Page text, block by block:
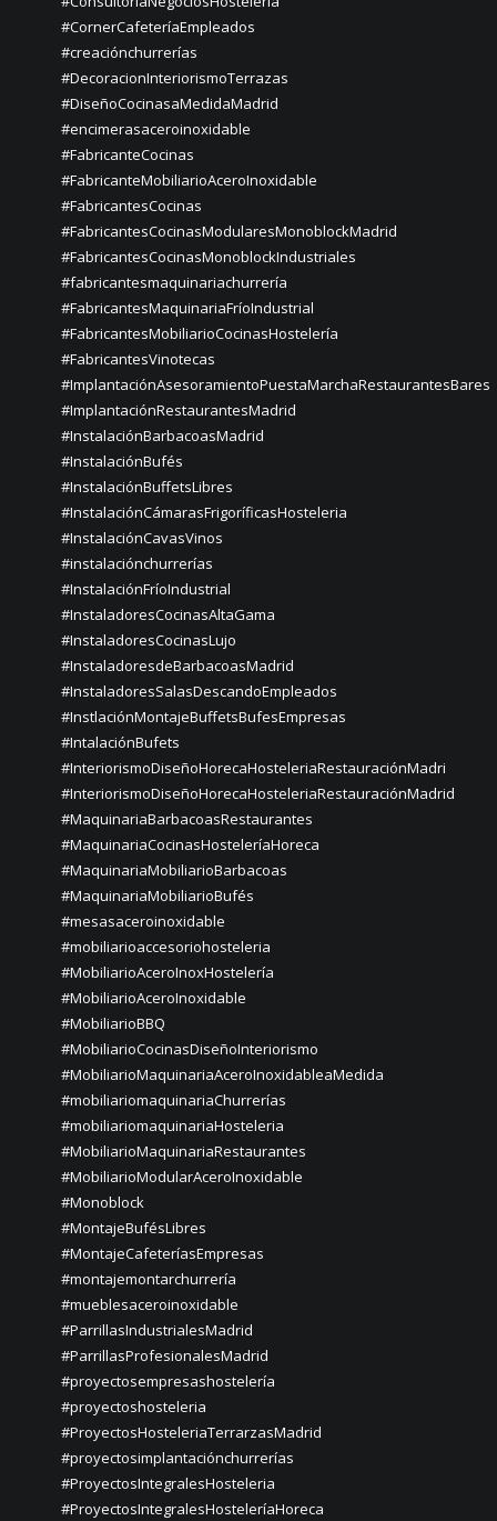
#CornerCafeteríaEmpleados
#creaciónchurrerías
#DecoracionInteriorismoTerrazas
#DiseñoCocinasaMedidaMadrid
#encimerasaceroinoxidable
#FabricanteCocinas
#FabricanteMobiliarioAceroInoxidable
#FabricantesCocinas
#FabricantesCocinasModularesMonoblockMadrid
#FabricantesCocinasMonoblockIndustriales
#fabricantesmaquinariachurrería
#FabricantesMaquinariaFríoIndustrial
#FabricantesMobiliarioCocinasHostelería
#FabricantesVinotecas
#ImplantaciónAsesoramientoPuestaMarchaRestaurantesBares
#ImplantaciónRestaurantesMadrid
#InstalaciónBarbacoasMadrid
#InstalaciónBufés
#InstalaciónBuffetsLibres
#InstalaciónCámarasFrigoríficasHosteleria
#InstalaciónCavasVinos
#instalaciónchurrerías
#InstalaciónFríoIndustrial
#InstaladoresCocinasAltaGama
#InstaladoresCocinasLujo
#InstaladoresdeBarbacoasMadrid
#InstaladoresSalasDescandoEmpleados
#InstlaciónMontajeBuffetsBufesEmpresas
#IntalaciónBufets
#InteriorismoDiseñoHorecaHosteleriaRestauraciónMadri
#InteriorismoDiseñoHorecaHosteleriaRestauraciónMadrid
#MaquinariaBarbacoasRestaurantes
#MaquinariaCocinasHosteleríaHoreca
#MaquinariaMobiliarioBarbacoas
#MaquinariaMobiliarioBufés
#mesasaceroinoxidable
#mobiliarioaccesoriohosteleria
#MobiliarioAceroInoxHostelería
#MobiliarioAceroInoxidable
#MobiliarioBBQ
#MobiliarioCocinasDiseñoInteriorismo
#MobiliarioMaquinariaAceroInoxidableaMedida
#mobiliariomaquinariaChurrerías
#mobiliariomaquinariaHosteleria
#MobiliarioMaquinariaRestaurantes
#MobiliarioModularAceroInoxidable
#Monoblock
#MontajeBufésLibres
#MontajeCafeteríasEmpresas
#montajemontarchurrería
#mueblesaceroinoxidable
#ParrillasIndustrialesMadrid
#ParrillasProfesionalesMadrid
#proyectosempresashostelería
#proyectoshosteleria
#ProyectosHosteleriaTerrarzasMadrid
#proyectosimplantaciónchurrerías
#ProyectosIntegralesHosteleria
#ProyectosIntegralesHosteleríaHoreca